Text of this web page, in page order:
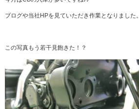
ブログや当社HPを見ていただき作業となりました。
この写真もう若干見飽きた！？